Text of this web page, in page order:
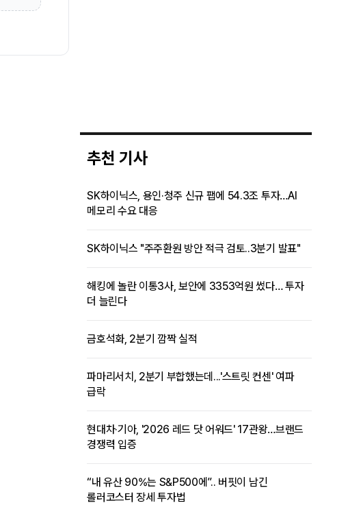
추천 기사
SK하이닉스, 용인·청주 신규 팹에 54.3조 투자…AI
메모리 수요 대응
SK하이닉스 "주주환원 방안 적극 검토..3분기 발표"
해킹에 놀란 이통3사, 보안에 3353억원 썼다… 투자
더 늘린다
금호석화, 2분기 깜짝 실적
파마리서치, 2분기 부합했는데...'스트릿 컨센' 여파
급락
현대차·기아, '2026 레드 닷 어워드' 17관왕…브랜드
경쟁력 입증
“내 유산 90%는 S&P500에”.. 버핏이 남긴
롤러코스터 장세 투자법